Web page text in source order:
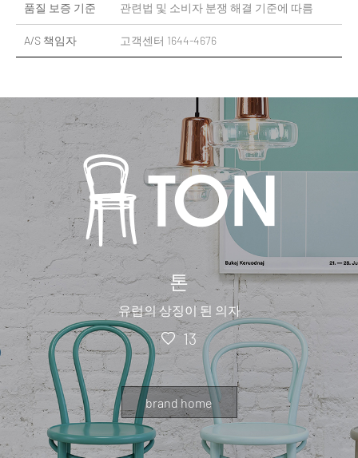
품질 보증 기준 관련법 및 소비자 분쟁 해결 기준에 따름
A/S 책임자 고객센터 1644-4676
톤
유럽의 상징이 된 의자
13
brand home